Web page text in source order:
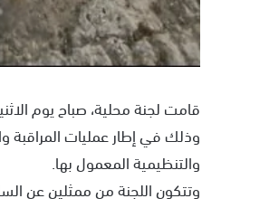
وذلك في إطار عمليات المراقبة
والتنظيمية المعمول بها.
وتتكون اللجنة من ممثلين عن